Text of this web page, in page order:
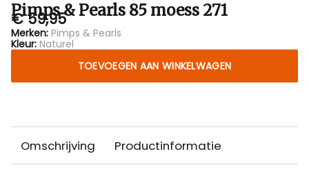
Pimps & Pearls 85 moess 271
€ 59,95
Merken: Pimps & Pearls
Kleur: Naturel
TOEVOEGEN AAN WINKELWAGEN
Omschrijving Productinformatie